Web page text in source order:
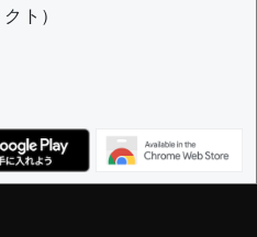
ユーザー -
を持つユーザー -
ト）